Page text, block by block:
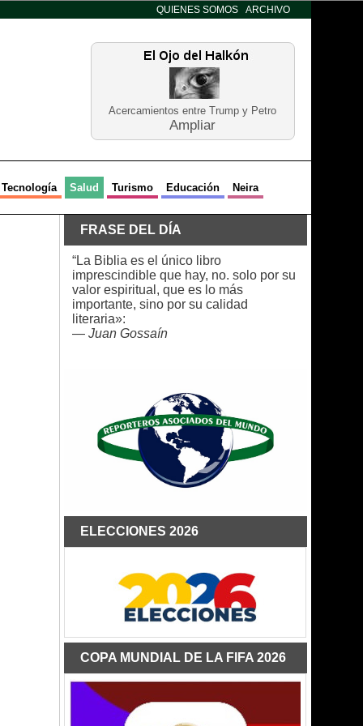
QUIENES SOMOS ARCHIVO
Acercamientos entre Trump y Petro
Ampliar
Tecnología Salud Turismo Educación Neira
FRASE DEL DÍA
“La Biblia es el único libro
imprescindible que hay, no. solo por su
valor espiritual, que es lo más
importante, sino por su calidad
literaria»:
— Juan Gossaín
ELECCIONES 2026
COPA MUNDIAL DE LA FIFA 2026